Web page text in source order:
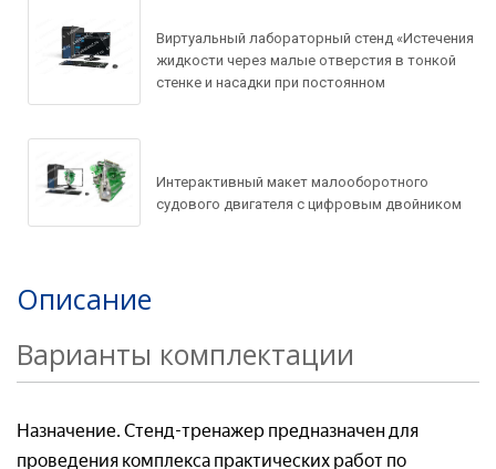
Виртуальный лабораторный стенд «Истечения
жидкости через малые отверстия в тонкой
стенке и насадки при постоянном
Интерактивный макет малооборотного
судового двигателя с цифровым двойником
Описание
Варианты комплектации
Назначение. Стенд-тренажер предназначен для
проведения комплекса практических работ по
Запросить цену
Ваше имя*
Задать вопрос по
товару
Ваш e-mail*
Ваш e-mail*